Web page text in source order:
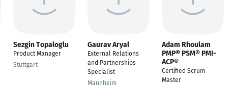
Sezgin Topaloglu
Product Manager
Stuttgart
Gaurav Aryal
External Relations
and Partnerships
Specialist
Mannheim
Adam Rhoulam
PMP® PSM® PMI-
ACP®
Certified Scrum
Master